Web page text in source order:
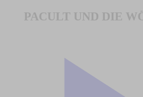
PACULT UND DIE